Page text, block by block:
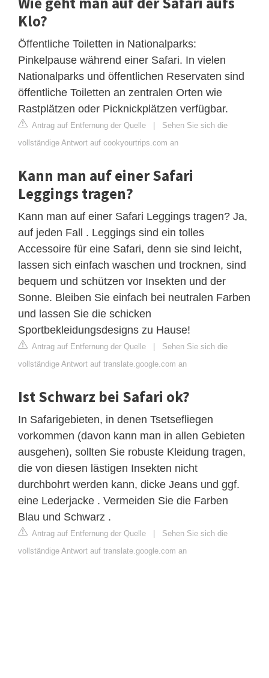
Klo?
Öffentliche Toiletten in Nationalparks:
Pinkelpause während einer Safari. In vielen
Nationalparks und öffentlichen Reservaten sind
öffentliche Toiletten an zentralen Orten wie
Rastplätzen oder Picknickplätzen verfügbar.
Antrag auf Entfernung der Quelle | Sehen Sie sich die
vollständige Antwort auf cookyourtrips.com an
Kann man auf einer Safari
Leggings tragen?
Kann man auf einer Safari Leggings tragen? Ja,
auf jeden Fall . Leggings sind ein tolles
Accessoire für eine Safari, denn sie sind leicht,
lassen sich einfach waschen und trocknen, sind
bequem und schützen vor Insekten und der
Sonne. Bleiben Sie einfach bei neutralen Farben
und lassen Sie die schicken
Sportbekleidungsdesigns zu Hause!
Antrag auf Entfernung der Quelle | Sehen Sie sich die
vollständige Antwort auf translate.google.com an
Ist Schwarz bei Safari ok?
In Safarigebieten, in denen Tsetsefliegen
vorkommen (davon kann man in allen Gebieten
ausgehen), sollten Sie robuste Kleidung tragen,
die von diesen lästigen Insekten nicht
durchbohrt werden kann, dicke Jeans und ggf.
eine Lederjacke . Vermeiden Sie die Farben
Blau und Schwarz .
Antrag auf Entfernung der Quelle | Sehen Sie sich die
vollständige Antwort auf translate.google.com an